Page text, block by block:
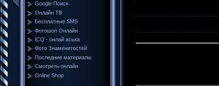
Google Поиск
Онлайн ТВ
Бесплатные SMS
Фотошоп Онлайн
ICQ - онлай аська
Фото Знаменитостей
Последние материалы
Смотреть онлайн
Online Shop